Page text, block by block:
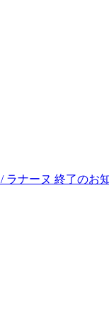
/ ラナーヌ 終了のお